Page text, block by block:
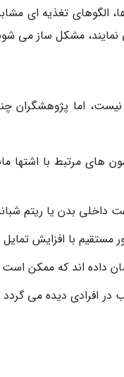
تغذیه ای
نمایند، مشکل ساز می
اما پژوهشگران
های مرتبط با
داخلی بدن یا ریتم
با افزایش
داده اند که ممکن است
در افرادی دیده می